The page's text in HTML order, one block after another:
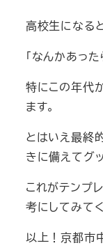
高校生になる
「なんかあっ
特にこの年代
ます。
とはいえ最終
きに備えてグ
これがテンプ
考にしてみて
以上！京都市